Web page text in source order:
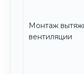
Монтаж
вентиляции